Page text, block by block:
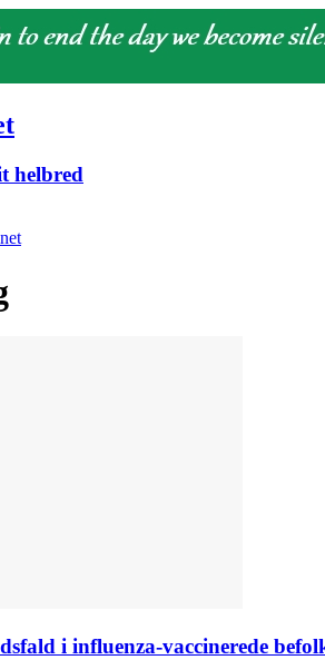
helbred
i influenza-vaccinerede